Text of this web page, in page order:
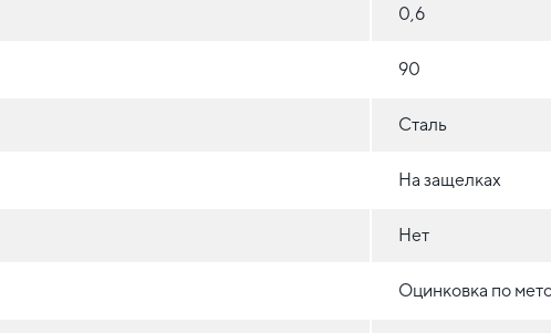
0,6
90
Сталь
На защелках
Нет
Оцинковка по